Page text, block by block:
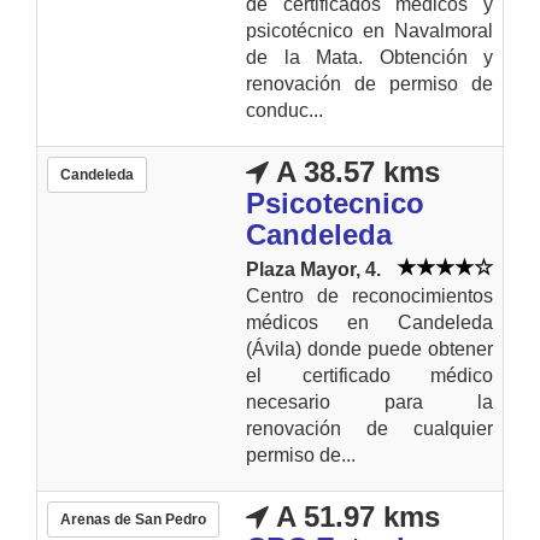
psicotécnico en Navalmoral
de la Mata. Obtención y
renovación de permiso de
conduc...
Candeleda
A 38.57 kms
Psicotecnico
Candeleda
Plaza Mayor, 4.
Centro de reconocimientos
médicos en Candeleda
(Ávila) donde puede obtener
el certificado médico
necesario para la
renovación de cualquier
permiso de...
Arenas de San Pedro
A 51.97 kms